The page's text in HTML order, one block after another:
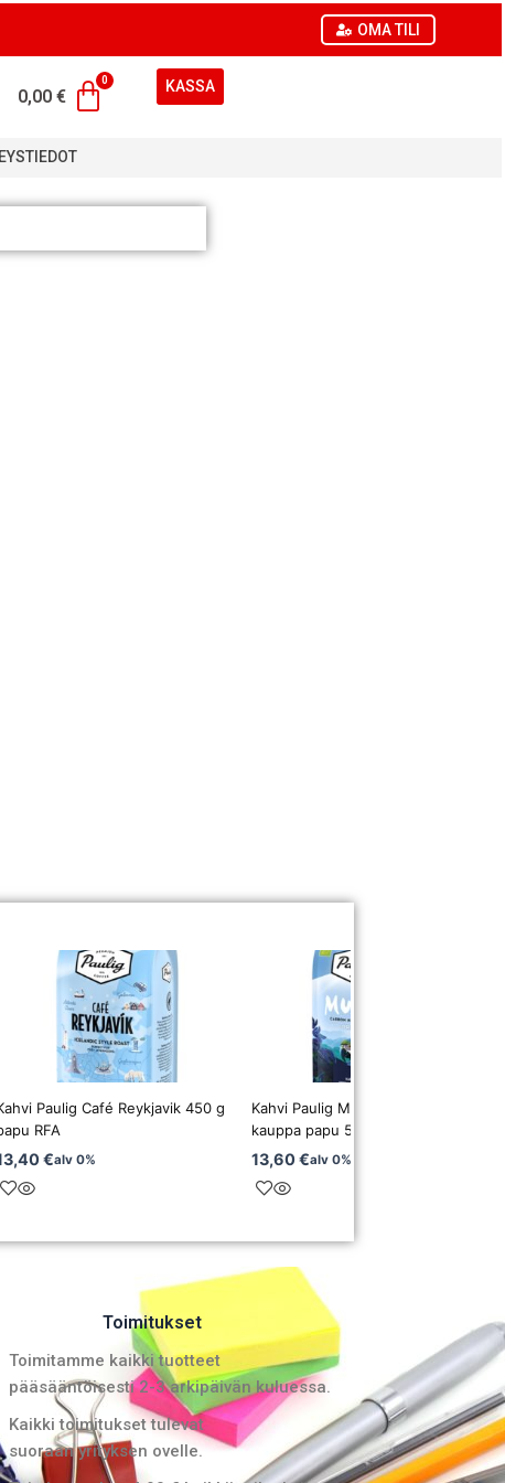
OMA TILI
0,00 €
KASSA
Paulig Café Reykjavik 450 g
RFA
€alv 0%
Kahvi Paulig Mundo luomu Reilu
kauppa papu 500 g
13,60€alv 0%
Toimitukset
Toimitamme kaikki tuotteet
pääsääntöisesti 2-3 arkipäivän kuluessa.
Kaikki toimitukset tulevat
suoraan yrityksen ovelle.